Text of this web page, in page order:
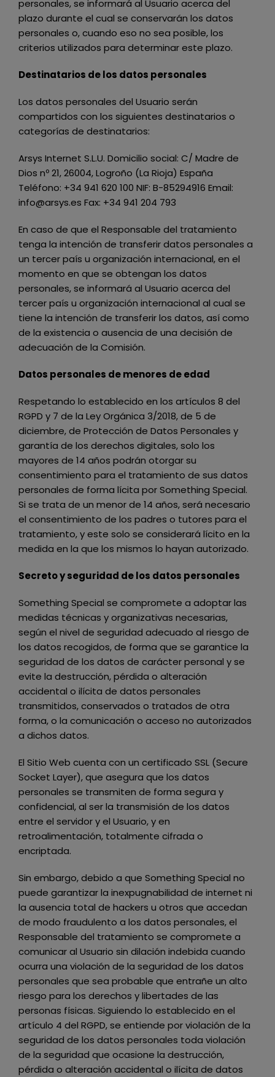
personales, se informará al Usuario acerca del
plazo durante el cual se conservarán los datos
personales o, cuando eso no sea posible, los
criterios utilizados para determinar este plazo.
Destinatarios de los datos personales
Los datos personales del Usuario serán
compartidos con los siguientes destinatarios o
categorías de destinatarios:
Arsys Internet S.L.U. Domicilio social: C/ Madre de
Dios nº 21, 26004, Logroño (La Rioja) España
Teléfono: +34 941 620 100 NIF: B-85294916 Email:
info@arsys.es Fax: +34 941 204 793
En caso de que el Responsable del tratamiento
tenga la intención de transferir datos personales a
un tercer país u organización internacional, en el
momento en que se obtengan los datos
personales, se informará al Usuario acerca del
tercer país u organización internacional al cual se
tiene la intención de transferir los datos, así como
de la existencia o ausencia de una decisión de
adecuación de la Comisión.
Datos personales de menores de edad
Respetando lo establecido en los artículos 8 del
RGPD y 7 de la Ley Orgánica 3/2018, de 5 de
diciembre, de Protección de Datos Personales y
garantía de los derechos digitales, solo los
mayores de 14 años podrán otorgar su
consentimiento para el tratamiento de sus datos
personales de forma lícita porSomething Special.
Si se trata de un menor de 14 años, será necesario
el consentimiento de los padres o tutores para el
tratamiento, y este solo se considerará lícito en la
medida en la que los mismos lo hayan autorizado.
Secreto y seguridad de los datos personales
Something Special se compromete a adoptar las
medidas técnicas y organizativas necesarias,
según el nivel de seguridad adecuado al riesgo de
los datos recogidos, de forma que se garantice la
seguridad de los datos de carácter personal y se
evite la destrucción, pérdida o alteración
accidental o ilícita de datos personales
transmitidos, conservados o tratados de otra
forma, o la comunicación o acceso no autorizados
a dichos datos.
El Sitio Web cuenta con un certificado SSL (Secure
Socket Layer), que asegura que los datos
personales se transmiten de forma segura y
confidencial, al ser la transmisión de los datos
entre el servidor y el Usuario, y en
retroalimentación, totalmente cifrada o
encriptada.
Sin embargo, debido a que Something Special no
puede garantizar la inexpugnabilidad de internet ni
la ausencia total de hackers u otros que accedan
de modo fraudulento a los datos personales, el
Responsable del tratamiento se compromete a
comunicar al Usuario sin dilación indebida cuando
ocurra una violación de la seguridad de los datos
personales que sea probable que entrañe un alto
riesgo para los derechos y libertades de las
personas físicas. Siguiendo lo establecido en el
artículo 4 del RGPD, se entiende por violación de la
seguridad de los datos personales toda violación
de la seguridad que ocasione la destrucción,
pérdida o alteración accidental o ilícita de datos